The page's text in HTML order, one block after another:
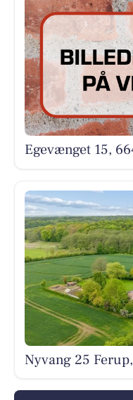
Egevænget 15,
Nyvang 25